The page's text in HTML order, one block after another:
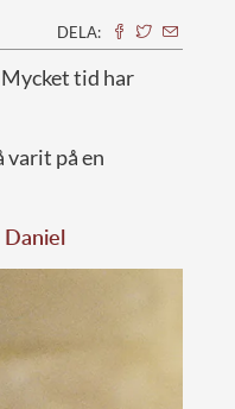
DELA:
tid har
varit på en